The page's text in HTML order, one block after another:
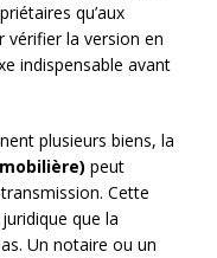
qu’aux
vérifier la version en
indispensable avant
plusieurs biens, la
peut
Cette
que la
Un notaire ou un